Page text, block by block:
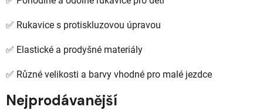
✅ Rukavice s protiskluzovou úpravou
✅ Elastické a prodyšné materiály
✅ Různé velikosti a barvy vhodné pro malé jezdce
Nejprodávanější